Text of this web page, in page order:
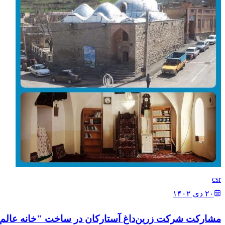
csr
۲۰ دی ۱۴۰۲
مشارکت شرکت زرین‌داغ آستارکان در ساخت "خانه